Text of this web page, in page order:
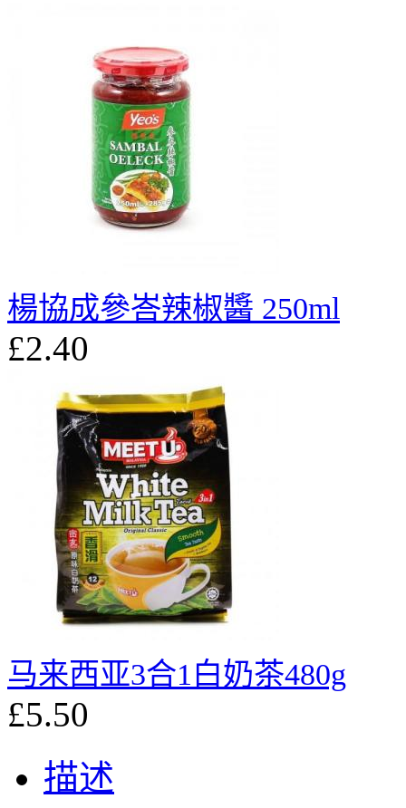
楊協成參峇辣椒醬 250ml
£2.40
马来西亚3合1白奶茶480g
£5.50
描述